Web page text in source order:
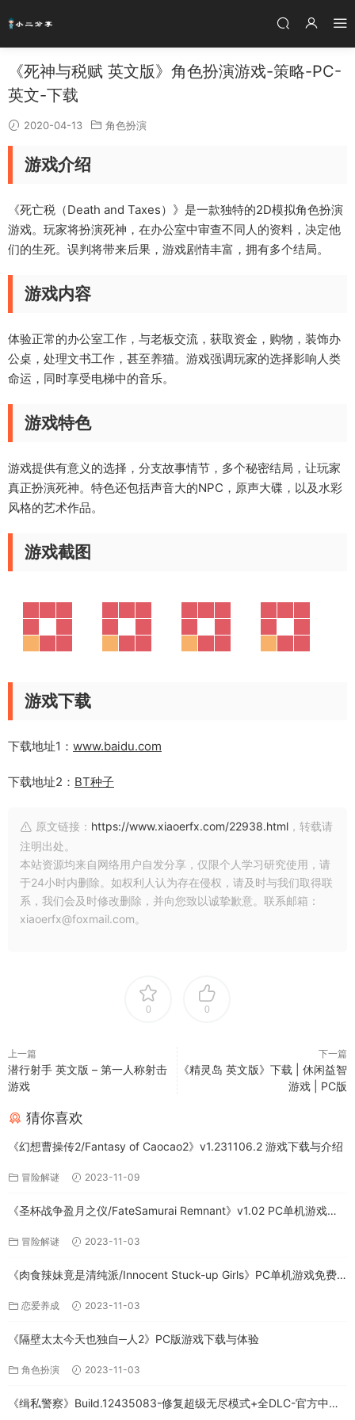
《死神与税赋 英文版》角色扮演游戏-策略-PC-
英文-下载
2020-04-13 角色扮演
游戏介绍
《死亡税（Death and Taxes）》是一款独特的2D模拟角色扮演
游戏。玩家将扮演死神，在办公室中审查不同人的资料，决定他
们的生死。误判将带来后果，游戏剧情丰富，拥有多个结局。
游戏内容
体验正常的办公室工作，与老板交流，获取资金，购物，装饰办
公桌，处理文书工作，甚至养猫。游戏强调玩家的选择影响人类
命运，同时享受电梯中的音乐。
游戏特色
游戏提供有意义的选择，分支故事情节，多个秘密结局，让玩家
真正扮演死神。特色还包括声音大的NPC，原声大碟，以及水彩
风格的艺术作品。
游戏截图
游戏下载
下载地址1： www.baidu.com
下载地址2： BT种子
原文链接： https://www.xiaoerfx.com/22938.html ，转载请
注明出处。
本站资源均来自网络用户自发分享，仅限个人学习研究使用，请
于24小时内删除。如权利人认为存在侵权，请及时与我们取得联
系，我们会及时修改删除，并向您致以诚挚歉意。联系邮箱：
xiaoerfx@foxmail.com。
0 0
上一篇
潜行射手 英文版 – 第一人称射击
游戏
下一篇
《精灵岛 英文版》下载 | 休闲益智
游戏 | PC版
猜你喜欢
《幻想曹操传2/Fantasy of Caocao2》v1.231106.2 游戏下载与介绍
冒险解谜 2023-11-09
《圣杯战争盈月之仪/FateSamurai Remnant》v1.02 PC单机游戏下
冒险解谜 2023-11-03
《肉食辣妹竟是清纯派/Innocent Stuck-up Girls》PC单机游戏免费
恋爱养成 2023-11-03
《隔壁太太今天也独自─人2》PC版游戏下载与体验
角色扮演 2023-11-03
《缉私警察》Build.12435083-修复超级无尽模式+全DLC-官方中文-